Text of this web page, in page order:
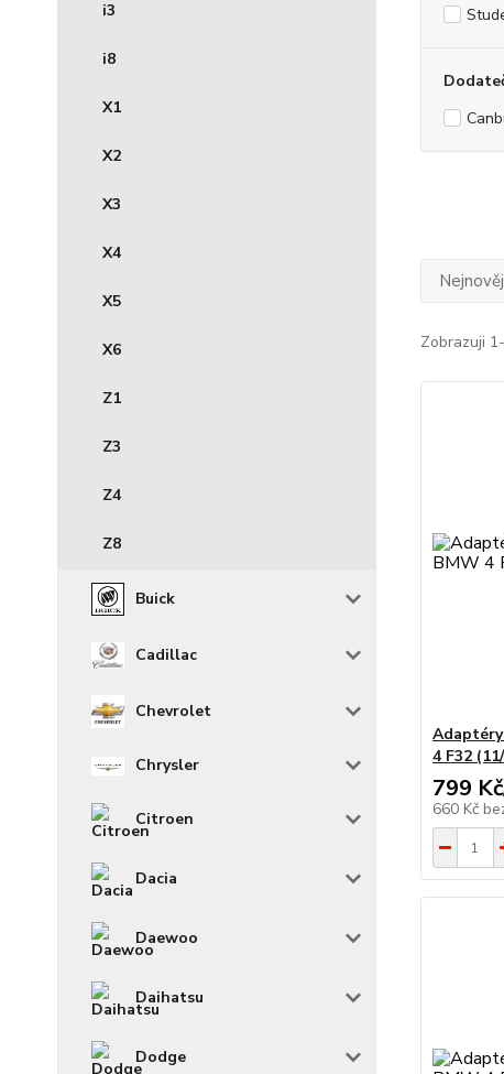
i3
i8
X1
X2
X3
X4
X5
X6
Z1
Z3
Z4
Z8
Buick
Cadillac
Chevrolet
Chrysler
Citroen
Dacia
Daewoo
Daihatsu
Dodge
Zobrazuji
4 F32
799 Kč
660 Kč